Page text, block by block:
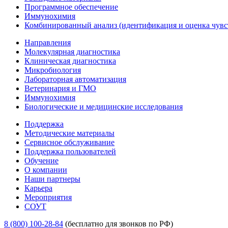
Программное обеспечение
Иммунохимия
Комбинированный анализ (идентификация и оценка
Направления
Молекулярная диагностика
Клиническая диагностика
Микробиология
Лабораторная автоматизация
Ветеринария и ГМО
Иммунохимия
Биологические и медицинские исследования
Поддержка
Методические материалы
Сервисное обслуживание
Поддержка пользователей
Обучение
О компании
Наши партнеры
Карьера
Мероприятия
СОУТ
8 (800) 100-28-84 (бесплатно для звонков по РФ)